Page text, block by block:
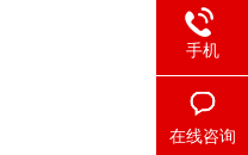
手机
在线咨询